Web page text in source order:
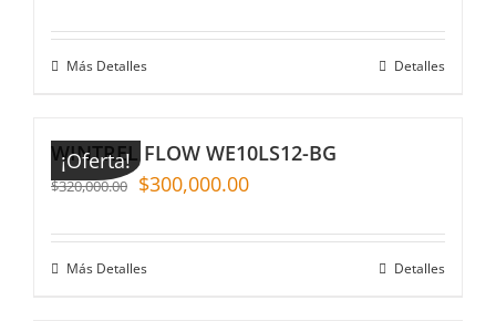
Más Detalles Detalles
¡Oferta!
WINTREL FLOW WE10LS12-BG
$320,000.00 $300,000.00
Más Detalles Detalles